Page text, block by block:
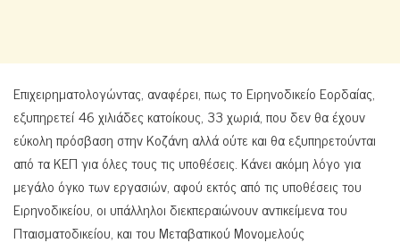
Επιχειρηματολογώντας, αναφέρει, πως το Ειρηνοδικείο Εορδαίας,
εξυπηρετεί 46 χιλιάδες κατοίκους, 33 χωριά, που δεν θα έχουν
εύκολη πρόσβαση στην Κοζάνη αλλά ούτε και θα εξυπηρετούνται
από τα ΚΕΠ για όλες τους τις υποθέσεις. Κάνει ακόμη λόγο για
μεγάλο όγκο των εργασιών, αφού εκτός από τις υποθέσεις του
Ειρηνοδικείου, οι υπάλληλοι διεκπεραιώνουν αντικείμενα του
Πταισματοδικείου, και του Μεταβατικού Μονομελούς